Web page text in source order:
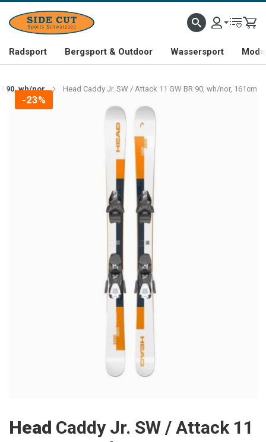
Radsport Bergsport & Outdoor Wassersport
90, wh/nor Head Caddy Jr. SW / Attack 11 GW BR 90, wh/nor, 161cm
-23%
Head Caddy Jr. SW / Attack 11